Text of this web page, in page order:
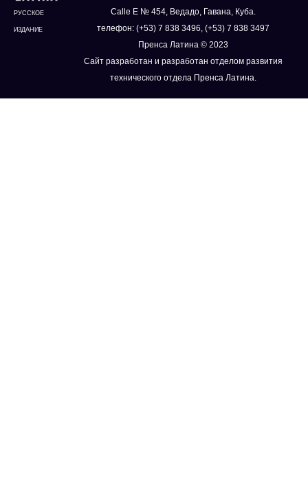
РУССКОЕ
ИЗДАНИЕ
Calle E № 454, Ведадо, Гавана, Куба.
телефон: (+53) 7 838 3496, (+53) 7 838 3497
Пренса Латина © 2023
Сайт разработан и разработан отделом развития
технического отдела Пренса Латина.